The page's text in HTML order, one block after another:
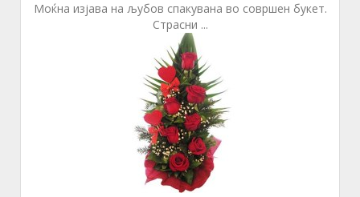
Моќна изјава на љубов спакувана во совршен букет.
Страсни ...